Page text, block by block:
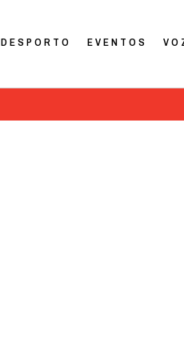
DESPORTO EVENTOS